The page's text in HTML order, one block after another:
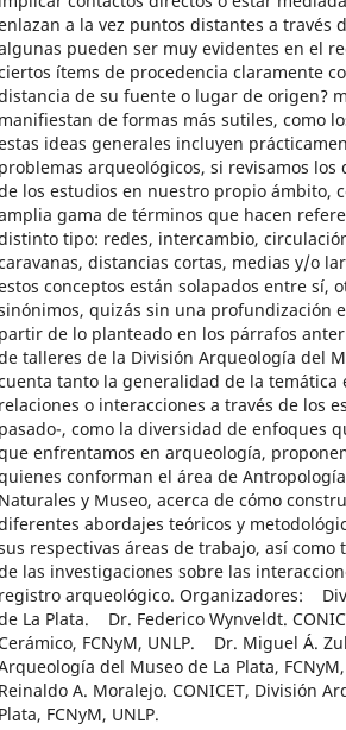
a la vez puntos distantes a través
pueden ser muy evidentes en el
ítems de procedencia claramente
de su fuente o lugar de origen?
manifiestan de formas más sutiles, como
ideas generales incluyen
problemas arqueológicos, si revisamos
los estudios en nuestro propio ámbito,
gama de términos que hacen
tipo: redes, intercambio,
distancias cortas, medias y/o
conceptos están solapados entre sí,
quizás sin una profundización
partir de lo planteado en los párrafos
talleres de la División Arqueología del
tanto la generalidad de la temática
relaciones o interacciones a través de los
pasado-, como la diversidad de enfoques
enfrentamos en arqueología,
conforman el área de
Naturales y Museo, acerca de cómo
abordajes teóricos y
respectivas áreas de trabajo, así
las investigaciones sobre las
registro arqueológico. Organizadores:
La Plata. Dr. Federico Wynveldt.
FCNyM, UNLP. Dr. Miguel Á.
del Museo de La Plata,
Reinaldo A. Moralejo. CONICET, División
Plata, FCNyM, UNLP.